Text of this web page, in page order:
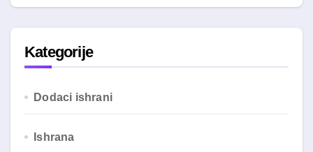
Kategorije
Dodaci ishrani
Ishrana